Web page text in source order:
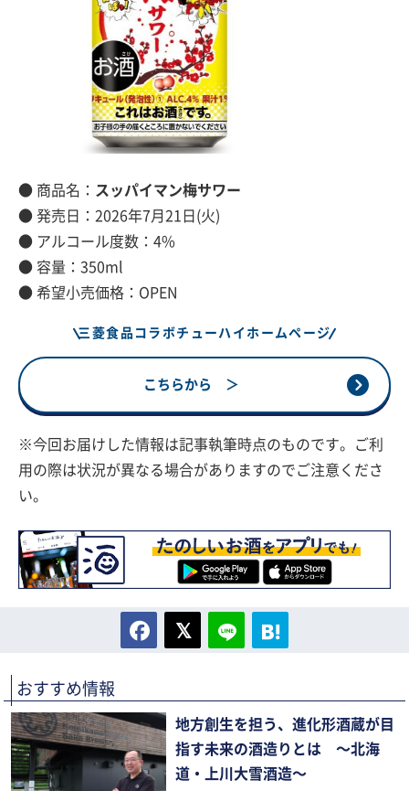
● 商品名： スッパイマン梅サワー
● 発売日：2026年7月21日(火)
● アルコール度数：4%
● 容量：350ml
● 希望小売価格：OPEN
三菱食品コラボチューハイホームページ
こちらから ＞
※今回お届けした情報は記事執筆時点のものです。ご利
用の際は状況が異なる場合がありますのでご注意くださ
い。
おすすめ情報
地方創生を担う、進化形酒蔵が目
指す未来の酒造りとは 〜北海
道・上川大雪酒造〜